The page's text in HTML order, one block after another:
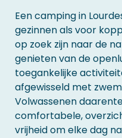
Een camping in
gezinnen als voor
op zoek zijn naar de
genieten van de
toegankelijke
afgewisseld met
Volwassenen
comfortabele,
vrijheid om elke dag